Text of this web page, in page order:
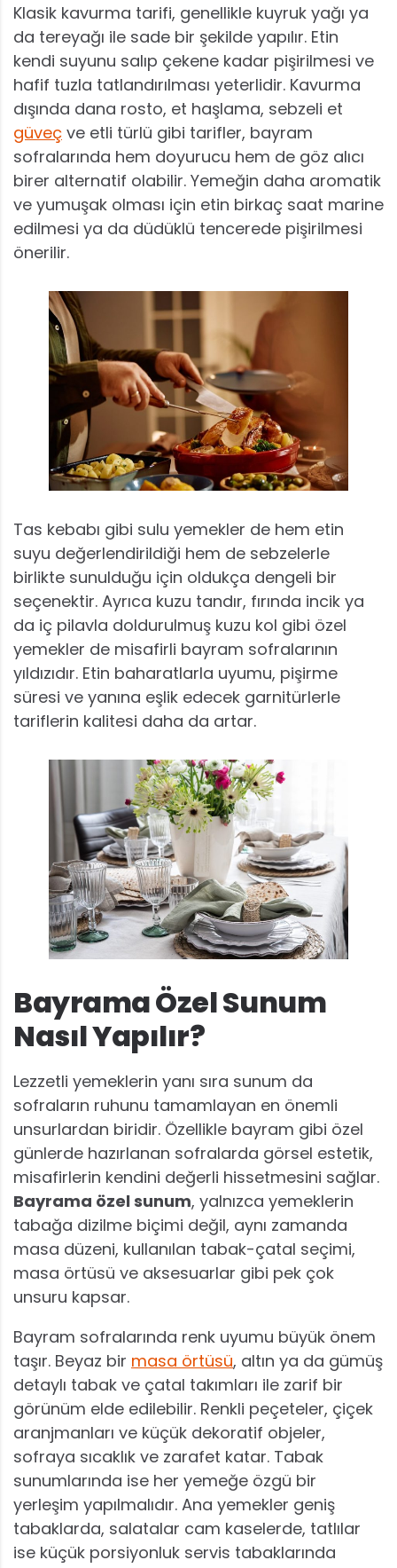
Klasik kavurma tarifi, genellikle kuyruk yağı ya
da tereyağı ile sade bir şekilde yapılır. Etin
kendi suyunu salıp çekene kadar pişirilmesi ve
hafif tuzla tatlandırılması yeterlidir. Kavurma
dışında dana rosto, et haşlama, sebzeli et
güveç ve etli türlü gibi tarifler, bayram
sofralarında hem doyurucu hem de göz alıcı
birer alternatif olabilir. Yemeğin daha aromatik
ve yumuşak olması için etin birkaç saat marine
edilmesi ya da düdüklü tencerede pişirilmesi
önerilir.
Tas kebabı gibi sulu yemekler de hem etin
suyu değerlendirildiği hem de sebzelerle
birlikte sunulduğu için oldukça dengeli bir
seçenektir. Ayrıca kuzu tandır, fırında incik ya
da iç pilavla doldurulmuş kuzu kol gibi özel
yemekler de misafirli bayram sofralarının
yıldızıdır. Etin baharatlarla uyumu, pişirme
süresi ve yanına eşlik edecek garnitürlerle
tariflerin kalitesi daha da artar.
Bayrama Özel Sunum
Nasıl Yapılır?
Lezzetli yemeklerin yanı sıra sunum da
sofraların ruhunu tamamlayan en önemli
unsurlardan biridir. Özellikle bayram gibi özel
günlerde hazırlanan sofralarda görsel estetik,
misafirlerin kendini değerli hissetmesini sağlar.
Bayrama özel sunum, yalnızca yemeklerin
tabağa dizilme biçimi değil, aynı zamanda
masa düzeni, kullanılan tabak-çatal seçimi,
masa örtüsü ve aksesuarlar gibi pek çok
unsuru kapsar.
Bayram sofralarında renk uyumu büyük önem
taşır. Beyaz bir masa örtüsü, altın ya da gümüş
detaylı tabak ve çatal takımları ile zarif bir
görünüm elde edilebilir. Renkli peçeteler, çiçek
aranjmanları ve küçük dekoratif objeler,
sofraya sıcaklık ve zarafet katar. Tabak
sunumlarında ise her yemeğe özgü bir
yerleşim yapılmalıdır. Ana yemekler geniş
tabaklarda, salatalar cam kaselerde, tatlılar
ise küçük porsiyonluk servis tabaklarında